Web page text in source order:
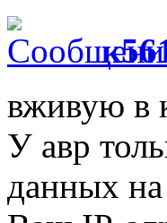
вживую в
У авр
данных